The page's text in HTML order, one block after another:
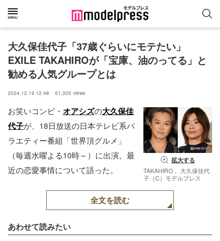
大久保佳代子「37歳ぐらいにモテたい」
EXILE TAKAHIROが「宝庫、油のってる」と
勧める人気グループとは
2024.12.19 12:48 61,325 views
拡大する
TAKAHIRO 、大久保佳代
子（C）モデルプレス
お笑いコンビ・ オアシズの大久保佳
代子が、18日放送の日本テレビ系バ
ラエティー番組「世界頂グルメ」
（毎週水曜よる10時～）に出演。最
近の恋愛事情について語った。
全文を読む
あわせて読みたい